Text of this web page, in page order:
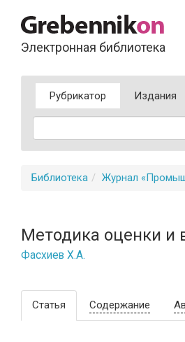
Электронная библиотека
Рубрикатор Издания
Библиотека Журнал
Методика оценки и
Фасхиев Х.А.
Статья Содержание